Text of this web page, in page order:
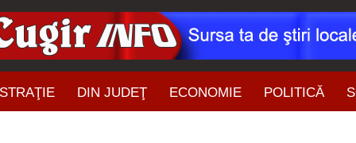
DIN JUDEŢ ECONOMIE POLITICĂ